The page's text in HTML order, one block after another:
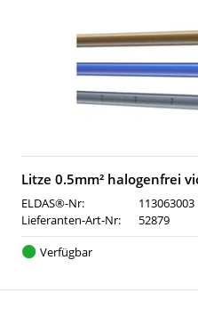
Litze 0.5mm² halogenfrei
ELDAS®-Nr:
113063003
Lieferanten-Art-Nr:
52879
Verfügbar